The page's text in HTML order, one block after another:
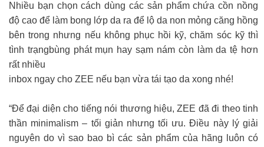
Nhiều bạn chọn cách dùng các sản phẩm chứa cồn nồng
độ cao để làm bong lớp da ra để lộ da non mỏng căng hồng
bên trong nhưng nếu không phục hồi kỹ, chăm sóc kỹ thì
tình trạngbùng phát mụn hay sạm nám còn làm da tệ hơn
rất nhiều
inbox ngay cho ZEE nếu bạn vừa tái tạo da xong nhé!
“Để đại diện cho tiếng nói thương hiệu, ZEE đã đi theo tinh
thần minimalism – tối giản nhưng tối ưu. Điều này lý giải
nguyên do vì sao bao bì các sản phẩm của hãng luôn có